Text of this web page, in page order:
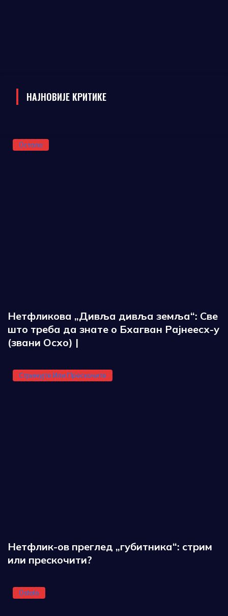
НАЈНОВИЈЕ КРИТИКЕ
Остало
Нетфликова „Дивља дивља земља“: Све
што треба да знате о Бхагван Рајнеесх-у
(звани Осхо) |
Стримујте Или Прескочите
Нетфлик-ов преглед „губитника“: стрим
или прескочити?
Ostalo